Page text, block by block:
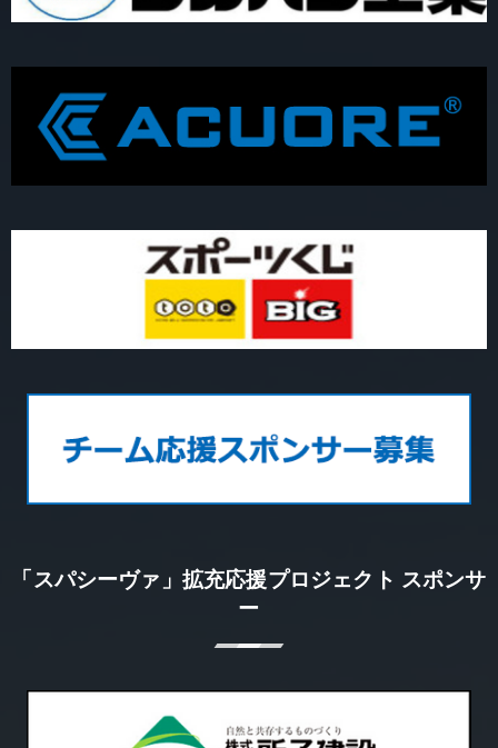
「スパシーヴァ」拡充応援プロジェクト スポンサ
ー